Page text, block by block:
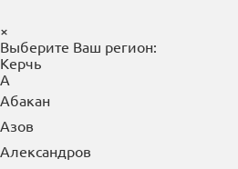
×
Выберите Ваш регион:
Керчь
А
Абакан
Азов
Александров